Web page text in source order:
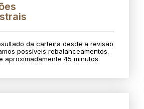
da carteira desde a revisão
possíveis rebalanceamentos.
aproximadamente 45 minutos.